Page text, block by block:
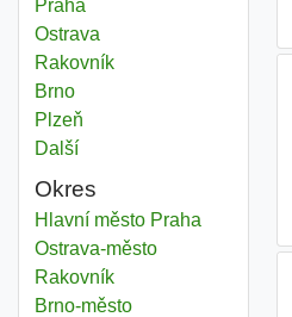
Product engineer
Praha
Product engineer
Ostrava
Product engineer
Rakovník
Product engineer
Brno
Product engineer
Plzeň
Dalšíměsta
Okres
Product engineer
Hlavní město Praha
Product engineer
Ostrava-městoOkres
Product engineer
RakovníkOkres
Product engineer
Brno-městoOkres